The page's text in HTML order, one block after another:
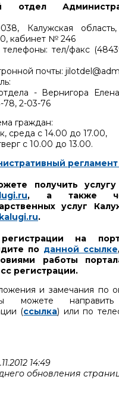
отдел
Калужская
кабинет № 246
телефоны: тел/факс
почты:
- Вернигора
78, 2-03-76
граждан:
среда с 14.00 до 17.00,
с 10.00 до 13.00.
регламент
получить
, а также
услуг
.
на
по данной ссылке
работы
регистрации.
и замечания по
можете
(ссылка) или по
14:49
обновления